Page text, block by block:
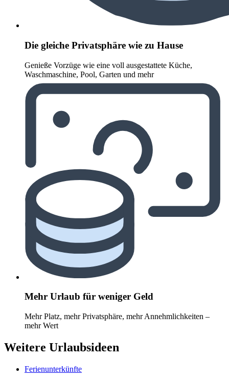
Die gleiche Privatsphäre wie zu Hause
Genieße Vorzüge wie eine voll ausgestattete Küche,
Waschmaschine, Pool, Garten und mehr
Mehr Urlaub für weniger Geld
Mehr Platz, mehr Privatsphäre, mehr Annehmlichkeiten –
mehr Wert
Weitere Urlaubsideen
Ferienunterkünfte